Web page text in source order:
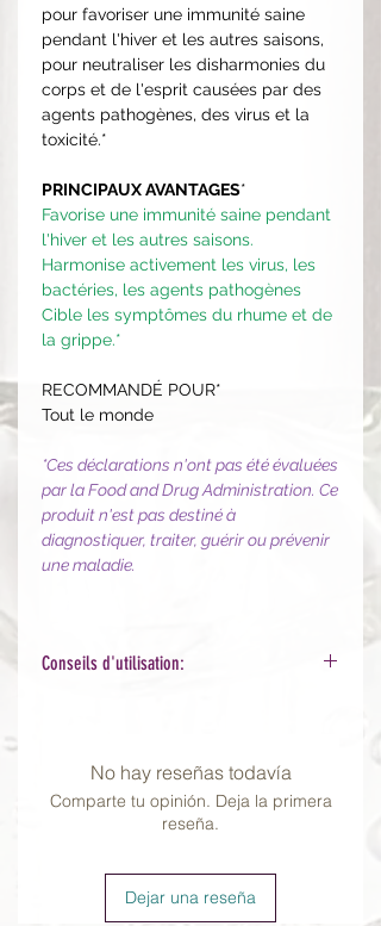
pour favoriser une immunité saine
pendant l'hiver et les autres saisons,
pour neutraliser les disharmonies du
corps et de l'esprit causées par des
agents pathogènes, des virus et la
toxicité.*
PRINCIPAUX AVANTAGES*
Favorise une immunité saine pendant
l'hiver et les autres saisons.
Harmonise activement les virus, les
bactéries, les agents pathogènes
Cible les symptômes du rhume et de
la grippe.*
RECOMMANDÉ POUR*
Tout le monde
*Ces déclarations n'ont pas été évaluées
par la Food and Drug Administration. Ce
produit n'est pas destiné à
diagnostiquer, traiter, guérir ou prévenir
une maladie.
Conseils d'utilisation:
changement de saison
No hay reseñas todavía
Comparte tu opinión. Deja la primera
reseña.
Dejar una reseña